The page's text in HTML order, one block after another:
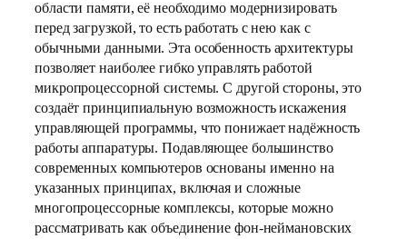
области памяти, её необходимо модернизировать
перед загрузкой, то есть работать с нею как с
обычными данными. Эта особенность архитектуры
позволяет наиболее гибко управлять работой
микропроцессорной системы. С другой стороны, это
создаёт принципиальную возможность искажения
управляющей программы, что понижает надёжность
работы аппаратуры. Подавляющее большинство
современных компьютеров основаны именно на
указанных принципах, включая и сложные
многопроцессорные комплексы, которые можно
рассматривать как объединение фон-неймановских